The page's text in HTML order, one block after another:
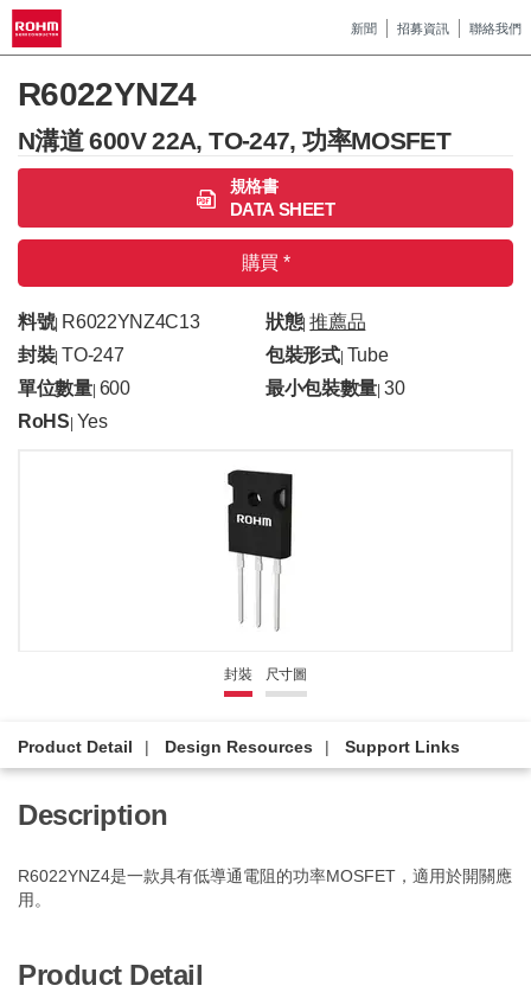
新聞 招募資訊 聯絡我們
R6022YNZ4
N溝道 600V 22A, TO-247, 功率MOSFET
規格書
DATA SHEET
購買 *
料號| R6022YNZ4C13 狀態|推薦品
封裝| TO-247 包裝形式| Tube
單位數量| 600 最小包裝數量 |30
RoHS Yes
封裝 尺寸圖
Product Detail Design Resources Support Links
Description
R6022YNZ4是一款具有低導通電阻的功率MOSFET，適用於開關應
用。
Product Detail